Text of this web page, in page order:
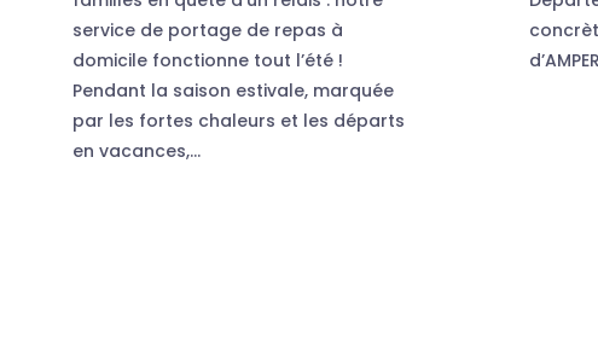
service de portage de repas à
domicile fonctionne tout l’été !
Pendant la saison estivale, marquée
par les fortes chaleurs et les départs
en vacances,...